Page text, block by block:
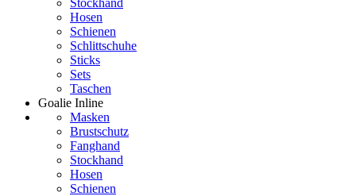
Stockhand
Hosen
Schienen
Schlittschuhe
Sticks
Sets
Taschen
Goalie Inline
Masken
Brustschutz
Fanghand
Stockhand
Hosen
Schienen